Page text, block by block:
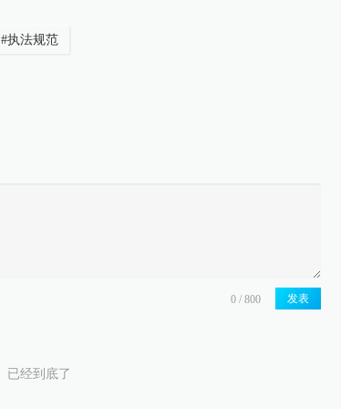
#执法规范
发表
已经到底了